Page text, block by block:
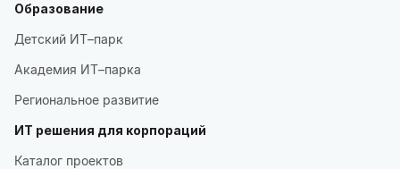
Образование
Детский ИТ–парк
Академия ИТ–парка
Региональное развитие
ИТ решения для корпораций
Каталог проектов